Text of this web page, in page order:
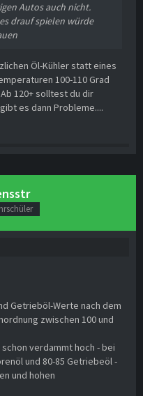
Autos auch nicht.
drauf spielen würde
Öl-Kühler statt eines
100-110 Grad
120+ solltest du dir
es dann Probleme....
Getrieböl-Werte nach dem
zwischen 100 und
verdammt hoch - bei
und 80-85 Getriebeöl -
und hohen